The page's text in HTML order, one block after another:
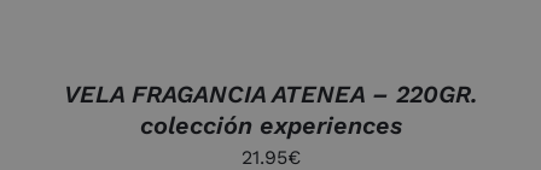
VELA FRAGANCIA ATENEA – 220GR.
colección experiences
21.95€